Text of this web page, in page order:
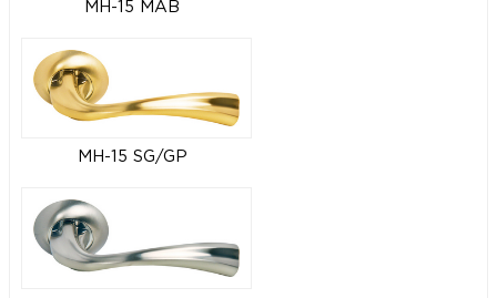
MH-15 MAB
MH-15 SG/GP